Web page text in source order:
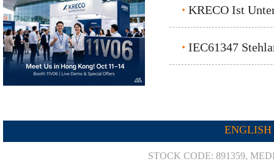
KRECO Ist
IEC61347
ENGLISH
STOCK CODE: 891359,